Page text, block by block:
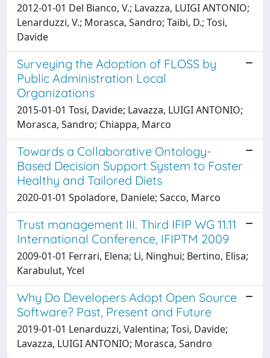
2012-01-01 Del Bianco, V.; Lavazza, LUIGI ANTONIO;
Lenarduzzi, V.; Morasca, Sandro; Taibi, D.; Tosi,
Davide
Surveying the Adoption of FLOSS by
Public Administration Local
Organizations
2015-01-01 Tosi, Davide; Lavazza, LUIGI ANTONIO;
Morasca, Sandro; Chiappa, Marco
Towards a Collaborative Ontology-
Based Decision Support System to Foster
Healthy and Tailored Diets
2020-01-01 Spoladore, Daniele; Sacco, Marco
Trust management III. Third IFIP WG 11.11
International Conference, IFIPTM 2009
2009-01-01 Ferrari, Elena; Li, Ninghui; Bertino, Elisa;
Karabulut, Ycel
Why Do Developers Adopt Open Source
Software? Past, Present and Future
2019-01-01 Lenarduzzi, Valentina; Tosi, Davide;
Lavazza, LUIGI ANTONIO; Morasca, Sandro